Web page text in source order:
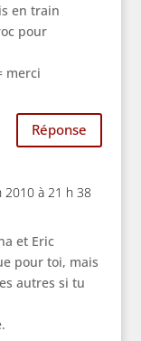
en train
pour
merci
Réponse
2010 à 21 h 38
et Eric
pour toi, mais
autres si tu